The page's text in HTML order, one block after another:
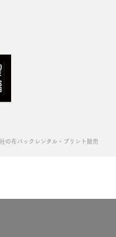
の布バックレンタル・プリント販売